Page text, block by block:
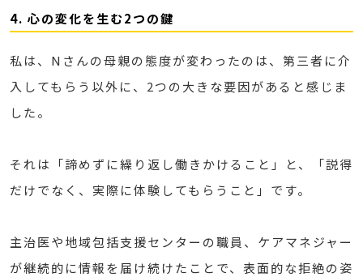
4. 心の変化を生む2つの鍵
私は、Nさんの母親の態度が変わったのは、第三者に介
入してもらう以外に、2つの大きな要因があると感じま
した。
それは「諦めずに繰り返し働きかけること」と、「説得
だけでなく、実際に体験してもらうこと」です。
主治医や地域包括支援センターの職員、ケアマネジャー
が継続的に情報を届け続けたことで、表面的な拒絶の姿